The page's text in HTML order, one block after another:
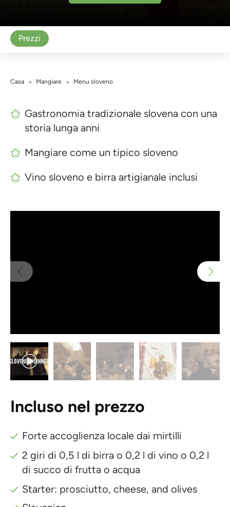
Prezzi
Casa > Mangiare > Menu sloveno
Gastronomia tradizionale slovena con una
storia lunga anni
Mangiare come un tipico sloveno
Vino sloveno e birra artigianale inclusi
Incluso nel prezzo
Forte accoglienza locale dai mirtilli
2 giri di 0,5 l di birra o 0,2 l di vino o 0,2 l
di succo di frutta o acqua
Starter: prosciutto, cheese, and olives